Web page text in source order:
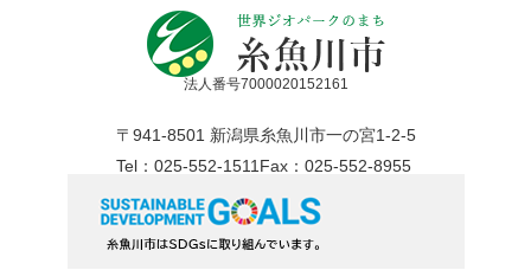
法人番号7000020152161
〒941-8501 新潟県糸魚川市一の宮1-2-5
Tel：025-552-1511Fax：025-552-8955